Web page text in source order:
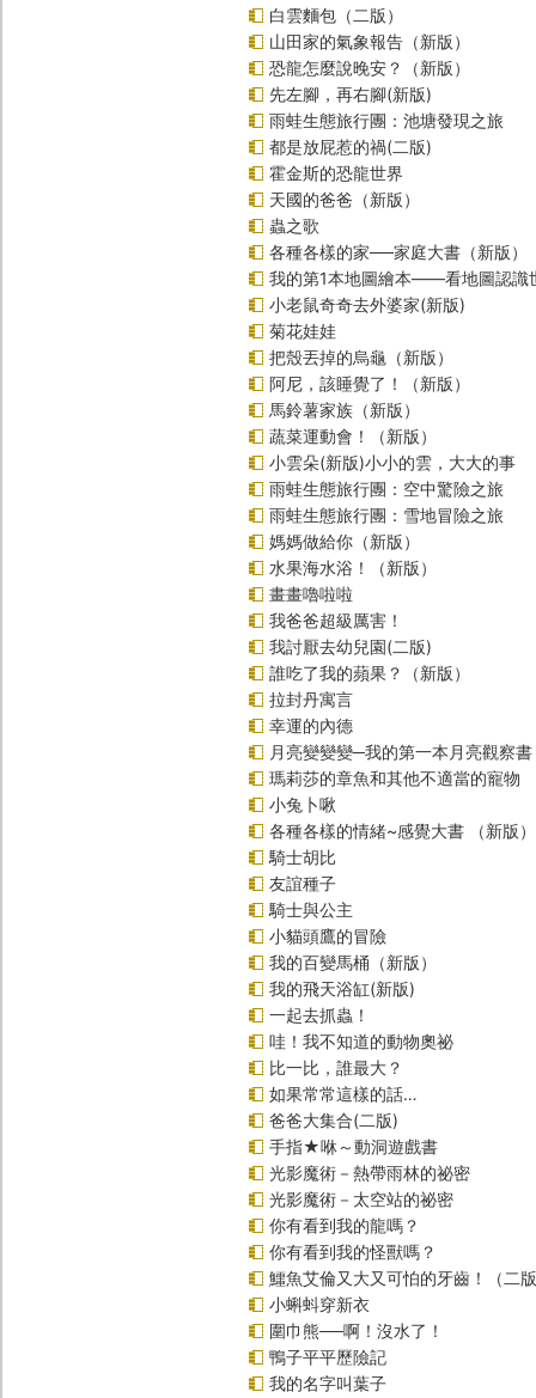
白雲麵包（二版）
山田家的氣象報告（新版）
恐龍怎麼說晚安？（新版）
先左腳，再右腳(新版)
雨蛙生態旅行團：池塘發現之旅
都是放屁惹的禍(二版)
霍金斯的恐龍世界
天國的爸爸（新版）
蟲之歌
各種各樣的家──家庭大書（新版）
我的第1本地圖繪本――看地圖認識
小老鼠奇奇去外婆家(新版)
菊花娃娃
把殼丟掉的烏龜（新版）
阿尼，該睡覺了！（新版）
馬鈴薯家族（新版）
蔬菜運動會！（新版）
小雲朵(新版)小小的雲，大大的事
雨蛙生態旅行團：空中驚險之旅
雨蛙生態旅行團：雪地冒險之旅
媽媽做給你（新版）
水果海水浴！（新版）
畫畫嚕啦啦
我爸爸超級厲害！
我討厭去幼兒園(二版)
誰吃了我的蘋果？（新版）
拉封丹寓言
幸運的內德
月亮變變變─我的第一本月亮觀察書
瑪莉莎的章魚和其他不適當的寵物
小兔卜啾
各種各樣的情緒~感覺大書 （新版）
騎士胡比
友誼種子
騎士與公主
小貓頭鷹的冒險
我的百變馬桶（新版）
我的飛天浴缸(新版)
一起去抓蟲！
哇！我不知道的動物奧祕
比一比，誰最大？
如果常常這樣的話…
爸爸大集合(二版)
手指★咻～動洞遊戲書
光影魔術－熱帶雨林的祕密
光影魔術－太空站的祕密
你有看到我的龍嗎？
你有看到我的怪獸嗎？
鱷魚艾倫又大又可怕的牙齒！（二
小蝌蚪穿新衣
圍巾熊──啊！沒水了！
鴨子平平歷險記
我的名字叫葉子